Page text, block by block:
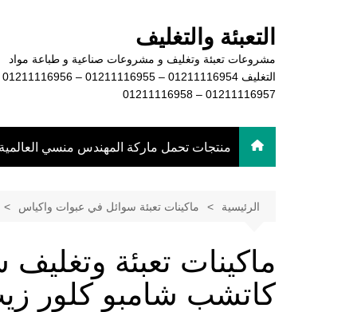
التعبئة والتغليف
مشروعات تعبئة وتغليف و مشروعات صناعية و طباعة مواد
01211116957 – 01211116958
منتجات تحمل ماركة المهندس منسي العالمية
الرئيسية ماكينات تعبئة سوائل في عبوات واكياس
ماكينات تعبئة
كاتشب شامبو كلور